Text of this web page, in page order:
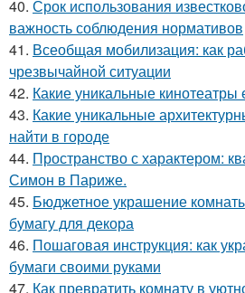
40. Срок использования
важность соблюдения нормативов
41. Всеобщая мобилизация: как
чрезвычайной ситуации
42. Какие уникальные кинотеатры
43. Какие уникальные
найти в городе
44. Пространство с характером:
Симон в Париже.
45. Бюджетное украшение
бумагу для декора
46. Пошаговая инструкция: как
бумаги своими руками
47. Как превратить комнату в